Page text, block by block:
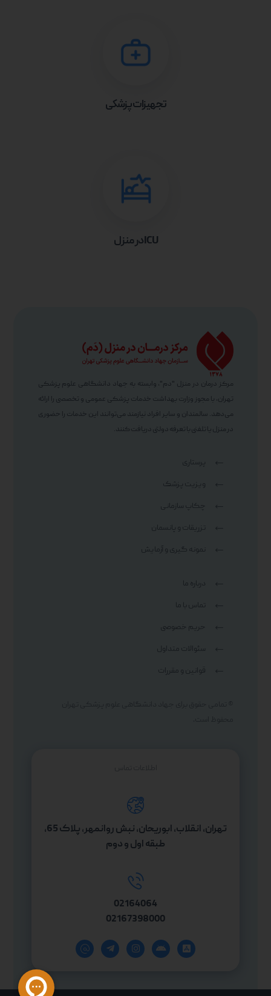
تجهیزات پزشکی
ICU در منزل
مرکز درمان در منزل "دم"، وابسته به جهاد دانشگاهی علوم پزشکی
تهران، با مجوز وزارت بهداشت خدمات پزشکی عمومی و تخصصی را ارائه
می‌دهد. سالمندان و سایر افراد نیازمند می‌توانند این خدمات را حضوری
در منزل یا تلفنی با تعرفه دولتی دریافت کنند.
پرستاری
ویزیت پزشک
چکاپ سازمانی
تزریقات و پانسمان
نمونه گیری و آزمایش
درباره ما
تماس با ما
حریم خصوصی
سئوالات متداول
قوانین و مقررات
اطلاعات تماس
تهران، انقلاب، ابوریحان، نبش روانمهر، پلاک 65،
طبقه اول و دوم
02164064
02167398000